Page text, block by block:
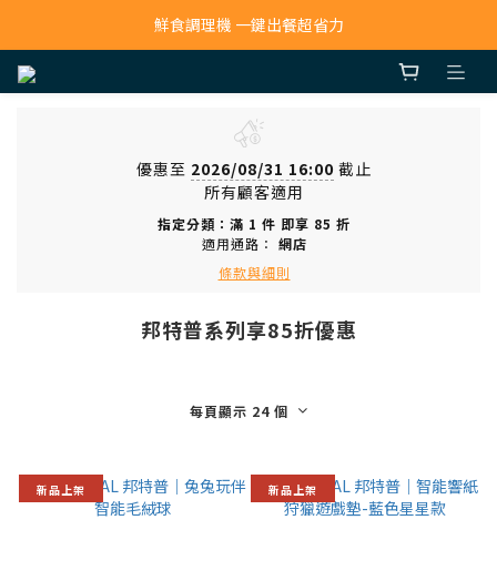
寵物吸毛機 吸毛清淨抗敏一次搞定
鮮食調理機 一鍵出餐超省力
優惠至 2026/08/31 16:00 截止
所有顧客適用
指定分類：滿 1 件 即享 85 折
適用通路： 網店
條款與細則
邦特普系列享85折優惠
每頁顯示 24 個
新品上架 新品上架